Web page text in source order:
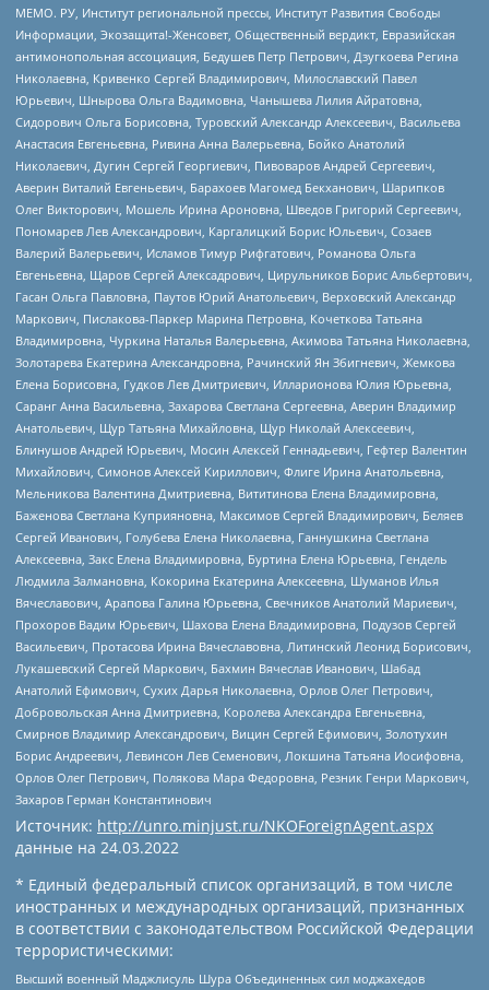
МЕМО. РУ, Институт региональной прессы, Институт Развития Свободы
Информации, Экозащита!-Женсовет, Общественный вердикт, Евразийская
антимонопольная ассоциация, Бедушев Петр Петрович, Дзугкоева Регина
Николаевна, Кривенко Сергей Владимирович, Милославский Павел
Юрьевич, Шнырова Ольга Вадимовна, Чанышева Лилия Айратовна,
Сидорович Ольга Борисовна, Туровский Александр Алексеевич, Васильева
Анастасия Евгеньевна, Ривина Анна Валерьевна, Бойко Анатолий
Николаевич, Дугин Сергей Георгиевич, Пивоваров Андрей Сергеевич,
Аверин Виталий Евгеньевич, Барахоев Магомед Бекханович, Шарипков
Олег Викторович, Мошель Ирина Ароновна, Шведов Григорий Сергеевич,
Пономарев Лев Александрович, Каргалицкий Борис Юльевич, Созаев
Валерий Валерьевич, Исламов Тимур Рифгатович, Романова Ольга
Евгеньевна, Щаров Сергей Алексадрович, Цирульников Борис Альбертович,
Гасан Ольга Павловна, Паутов Юрий Анатольевич, Верховский Александр
Маркович, Пислакова-Паркер Марина Петровна, Кочеткова Татьяна
Владимировна, Чуркина Наталья Валерьевна, Акимова Татьяна Николаевна,
Золотарева Екатерина Александровна, Рачинский Ян Збигневич, Жемкова
Елена Борисовна, Гудков Лев Дмитриевич, Илларионова Юлия Юрьевна,
Саранг Анна Васильевна, Захарова Светлана Сергеевна, Аверин Владимир
Анатольевич, Щур Татьяна Михайловна, Щур Николай Алексеевич,
Блинушов Андрей Юрьевич, Мосин Алексей Геннадьевич, Гефтер Валентин
Михайлович, Симонов Алексей Кириллович, Флиге Ирина Анатольевна,
Мельникова Валентина Дмитриевна, Вититинова Елена Владимировна,
Баженова Светлана Куприяновна, Максимов Сергей Владимирович, Беляев
Сергей Иванович, Голубева Елена Николаевна, Ганнушкина Светлана
Алексеевна, Закс Елена Владимировна, Буртина Елена Юрьевна, Гендель
Людмила Залмановна, Кокорина Екатерина Алексеевна, Шуманов Илья
Вячеславович, Арапова Галина Юрьевна, Свечников Анатолий Мариевич,
Прохоров Вадим Юрьевич, Шахова Елена Владимировна, Подузов Сергей
Васильевич, Протасова Ирина Вячеславовна, Литинский Леонид Борисович,
Лукашевский Сергей Маркович, Бахмин Вячеслав Иванович, Шабад
Анатолий Ефимович, Сухих Дарья Николаевна, Орлов Олег Петрович,
Добровольская Анна Дмитриевна, Королева Александра Евгеньевна,
Смирнов Владимир Александрович, Вицин Сергей Ефимович, Золотухин
Борис Андреевич, Левинсон Лев Семенович, Локшина Татьяна Иосифовна,
Орлов Олег Петрович, Полякова Мара Федоровна, Резник Генри Маркович,
Захаров Герман Константинович
Источник: http://unro.minjust.ru/NKOForeignAgent.aspx
данные на 24.03.2022
* Единый федеральный список организаций, в том числе
иностранных и международных организаций, признанных
в соответствии с законодательством Российской Федерации
террористическими:
Высший военный Маджлисуль Шура Объединенных сил моджахедов